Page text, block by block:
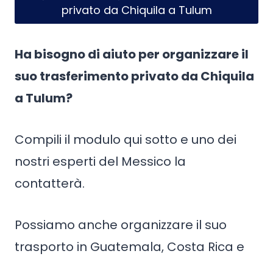
privato da Chiquila a Tulum
Ha bisogno di aiuto per organizzare il
suo trasferimento privato da Chiquila
a Tulum?
Compili il modulo qui sotto e uno dei
nostri esperti del Messico la
contatterà.
Possiamo anche organizzare il suo
trasporto in Guatemala, Costa Rica e